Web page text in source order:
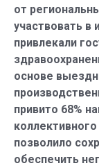
от
участвовать
привлекали
основе
привито 68%
позволило
обеспечить